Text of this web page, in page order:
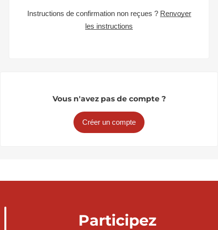
Instructions de confirmation non reçues ? Renvoyer
les instructions
Vous n'avez pas de compte ?
Créer un compte
Participez